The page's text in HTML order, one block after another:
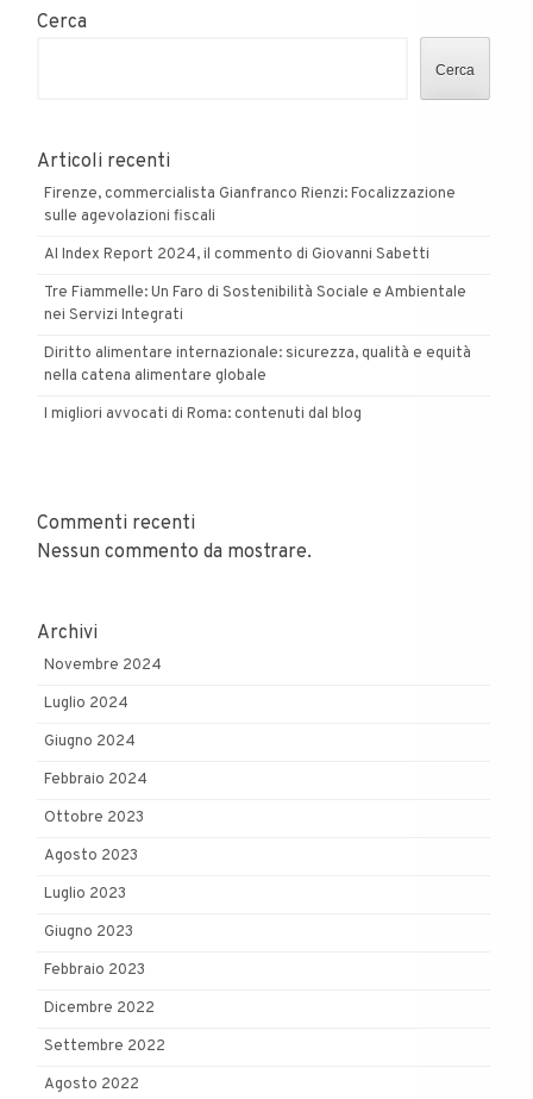
Cerca
Cerca
Articoli recenti
Firenze, commercialista Gianfranco Rienzi: Focalizzazione
sulle agevolazioni fiscali
AI Index Report 2024, il commento di Giovanni Sabetti
Tre Fiammelle: Un Faro di Sostenibilità Sociale e Ambientale
nei Servizi Integrati
Diritto alimentare internazionale: sicurezza, qualità e equità
nella catena alimentare globale
I migliori avvocati di Roma: contenuti dal blog
Commenti recenti
Nessun commento da mostrare.
Archivi
Novembre 2024
Luglio 2024
Giugno 2024
Febbraio 2024
Ottobre 2023
Agosto 2023
Luglio 2023
Giugno 2023
Febbraio 2023
Dicembre 2022
Settembre 2022
Agosto 2022